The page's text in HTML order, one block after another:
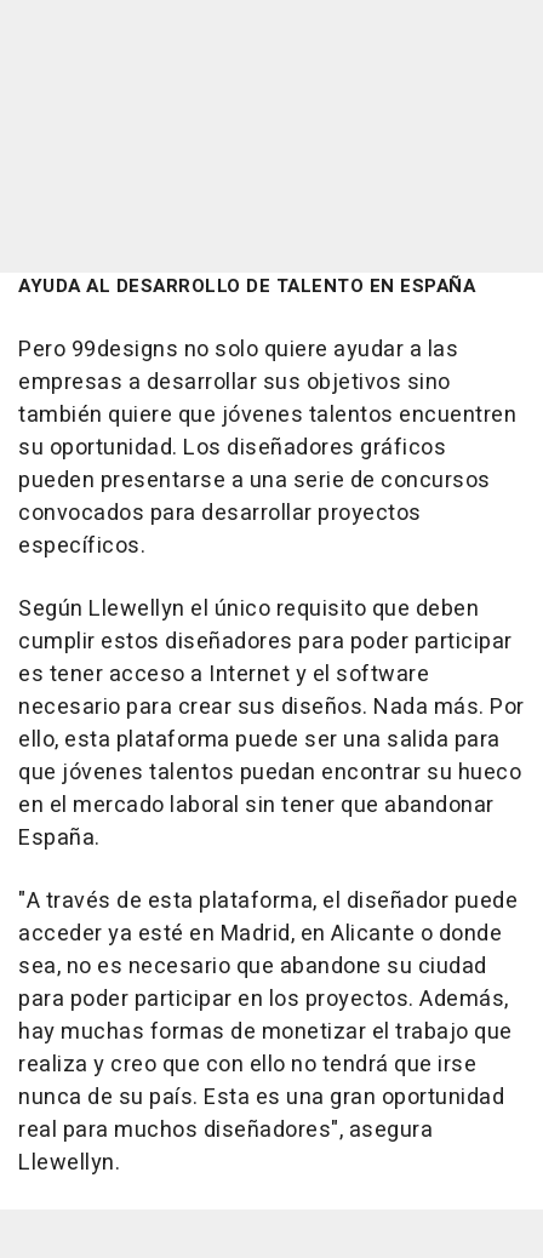
AYUDA AL DESARROLLO DE TALENTO EN ESPAÑA
Pero 99designs no solo quiere ayudar a las
empresas a desarrollar sus objetivos sino
también quiere que jóvenes talentos encuentren
su oportunidad. Los diseñadores gráficos
pueden presentarse a una serie de concursos
convocados para desarrollar proyectos
específicos.
Según Llewellyn el único requisito que deben
cumplir estos diseñadores para poder participar
es tener acceso a Internet y el software
necesario para crear sus diseños. Nada más. Por
ello, esta plataforma puede ser una salida para
que jóvenes talentos puedan encontrar su hueco
en el mercado laboral sin tener que abandonar
España.
"A través de esta plataforma, el diseñador puede
acceder ya esté en Madrid, en Alicante o donde
sea, no es necesario que abandone su ciudad
para poder participar en los proyectos. Además,
hay muchas formas de monetizar el trabajo que
realiza y creo que con ello no tendrá que irse
nunca de su país. Esta es una gran oportunidad
real para muchos diseñadores", asegura
Llewellyn.